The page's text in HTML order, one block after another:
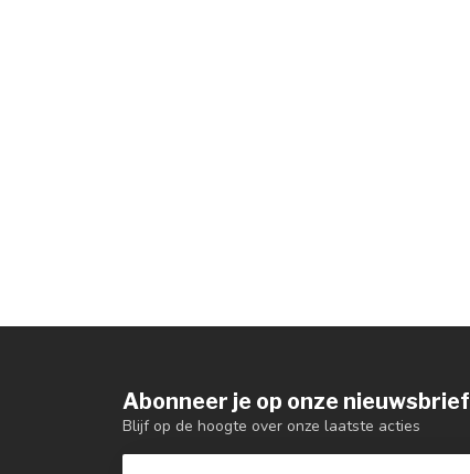
Abonneer je op onze nieuwsbrief
Blijf op de hoogte over onze laatste acties